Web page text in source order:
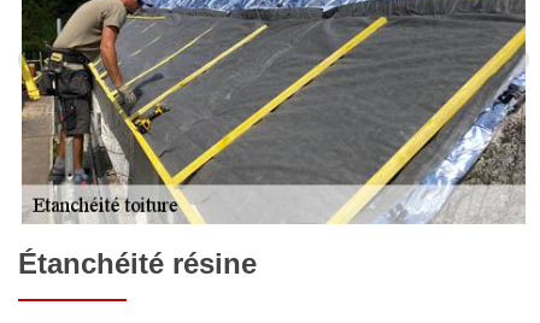
Étanchéité résine